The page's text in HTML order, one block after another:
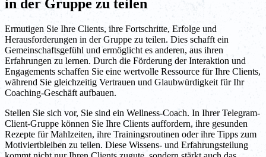
in der Gruppe zu teilen
Ermutigen Sie Ihre Clients, ihre Fortschritte, Erfolge und
Herausforderungen in der Gruppe zu teilen. Dies schafft ein
Gemeinschaftsgefühl und ermöglicht es anderen, aus ihren
Erfahrungen zu lernen. Durch die Förderung der Interaktion und
Engagements schaffen Sie eine wertvolle Ressource für Ihre Clients,
während Sie gleichzeitig Vertrauen und Glaubwürdigkeit für Ihr
Coaching-Geschäft aufbauen.
Stellen Sie sich vor, Sie sind ein Wellness-Coach. In Ihrer Telegram-
Client-Gruppe können Sie Ihre Clients auffordern, ihre gesunden
Rezepte für Mahlzeiten, ihre Trainingsroutinen oder ihre Tipps zum
Motiviertbleiben zu teilen. Diese Wissens- und Erfahrungsteilung